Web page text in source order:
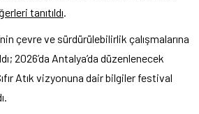
tanıtıldı
çevre ve sürdürülebilirlik çalışmalarına
2026’da Antalya’da düzenlenecek
Atık vizyonuna dair bilgiler festival